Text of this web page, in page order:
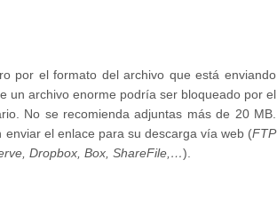
por el formato del archivo que está enviando
un archivo enorme podría ser bloqueado por el
No se recomienda adjuntas más de 20 MB.
el enlace para su descarga vía web (FTP
Dropbox, Box, ShareFile,…).